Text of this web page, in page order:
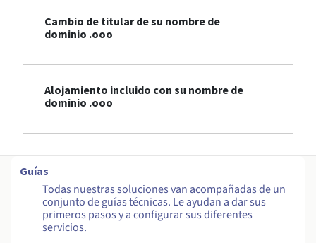
Cambio de titular de su nombre de
dominio .ooo
Alojamiento incluido con su nombre de
dominio .ooo
Guías
Todas nuestras soluciones van acompañadas de un
conjunto de guías técnicas. Le ayudan a dar sus
primeros pasos y a configurar sus diferentes
servicios.